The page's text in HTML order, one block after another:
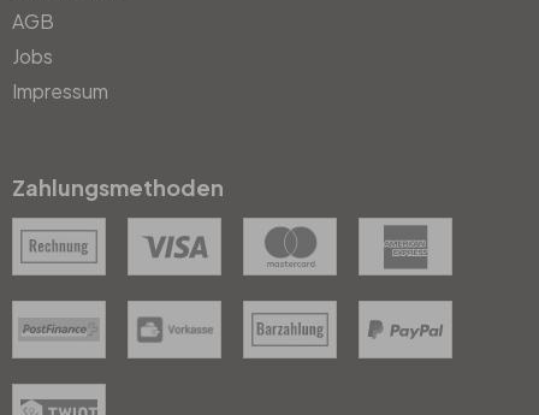
AGB
Jobs
Impressum
Zahlungsmethoden